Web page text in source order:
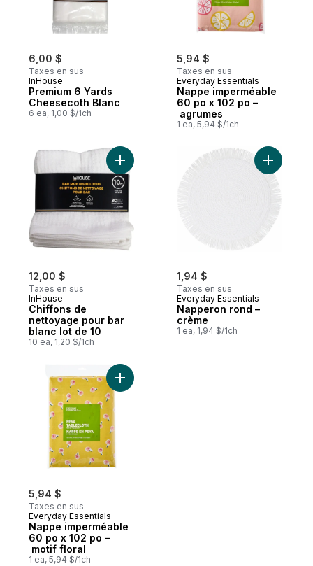
6,00 $
Taxes en sus
InHouse
Premium 6 Yards
Cheesecoth Blanc
6 ea, 1,00 $/1ch
5,94 $
Taxes en sus
Everyday Essentials
Nappe imperméable
60 po x 102 po –
agrumes
1 ea, 5,94 $/1ch
12,00 $
Taxes en sus
InHouse
Chiffons de
nettoyage pour bar
blanc lot de 10
10 ea, 1,20 $/1ch
Ajouter Chiffons de nettoyage pour bar
1,94 $
Taxes en sus
Everyday Essentials
Napperon rond –
crème
1 ea, 1,94 $/1ch
Ajouter
5,94 $
Taxes en sus
Everyday Essentials
Nappe imperméable
60 po x 102 po –
motif floral
1 ea, 5,94 $/1ch
Ajouter Nappe imperméable 60 po x 102